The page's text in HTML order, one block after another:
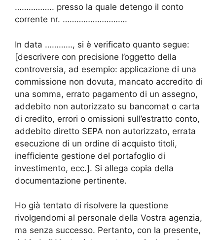
…………….. presso la quale detengo il conto
corrente nr. ……………………….
In data …………, si è verificato quanto segue:
[descrivere con precisione l’oggetto della
controversia, ad esempio: applicazione di una
commissione non dovuta, mancato accredito di
una somma, errato pagamento di un assegno,
addebito non autorizzato su bancomat o carta
di credito, errori o omissioni sull’estratto conto,
addebito diretto SEPA non autorizzato, errata
esecuzione di un ordine di acquisto titoli,
inefficiente gestione del portafoglio di
investimento, ecc.]. Si allega copia della
documentazione pertinente.
Ho già tentato di risolvere la questione
rivolgendomi al personale della Vostra agenzia,
ma senza successo. Pertanto, con la presente,